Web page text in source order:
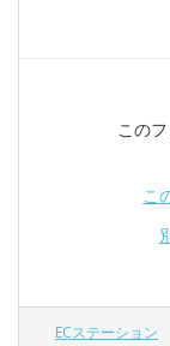
この
こ
ECステーション